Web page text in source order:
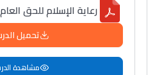
رعاية الإسلام للحق العام
تحميل
مشاهدة